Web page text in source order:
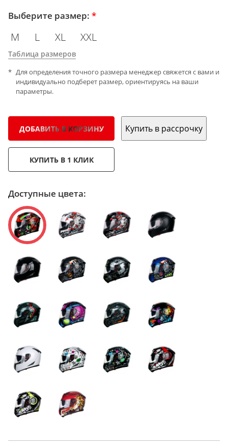
Выберите размер: *
M L XL XXL
Таблица размеров
Для определения точного размера менеджер свяжется с вами и
индивидуально подберет размер, ориентируясь на ваши
параметры.
ДОБАВИТЬ В КОРЗИНУ Купить в рассрочку
КУПИТЬ В 1 КЛИК
Доступные цвета: